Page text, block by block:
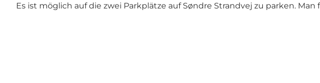
Es ist möglich auf die zwei Parkplätze auf Søndre Strandvej zu parken.